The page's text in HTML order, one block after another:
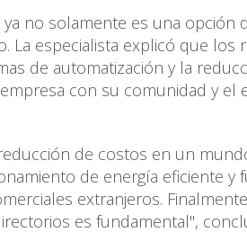
no solamente es una opción
La especialista explicó que
de automatización y la
con su comunidad y
de costos en un
de energía eficiente
extranjeros.
es fundamental",